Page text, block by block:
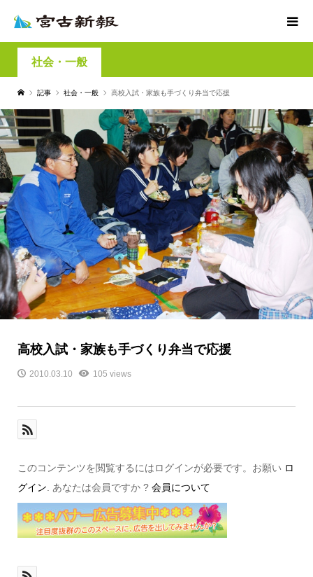
社会・一般
記事 社会・一般 高校入試・家族も手づくり弁当で応援
高校入試・家族も手づくり弁当で応援
2010.03.10 105 views
このコンテンツを閲覧するにはログインが必要です。お願い ロ
グイン . あなたは会員ですか ? 会員について